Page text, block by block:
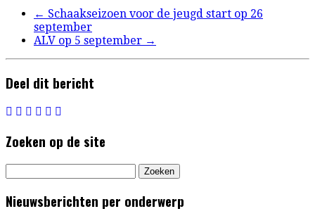
← Schaakseizoen voor de jeugd start op 26
september
ALV op 5 september →
Deel dit bericht
Zoeken op de site
naar:
Nieuwsberichten per onderwerp